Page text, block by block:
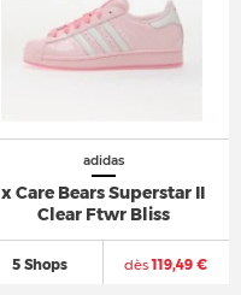
adidas
x Care Bears Superstar II
Clear Ftwr Bliss
5 Shops dès119,49 €